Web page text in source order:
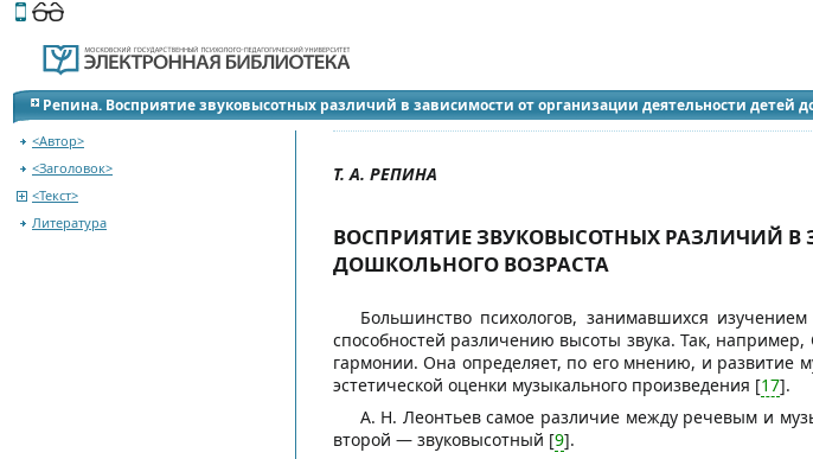
Этот сайт поддерживает
Репина. Восприятие звуковысотных различий в зависимости от организации деятельности детей
<Автор>
<Заголовок>
<Текст>
Литература
К оглавлению сборника
Т. А. РЕПИНА
ВОСПРИЯТИЕ ЗВУКОВЫСОТНЫХ РАЗЛИЧИЙ
ДОШКОЛЬНОГО ВОЗРАСТА
Большинство психологов, занимавшихся
способностей различению высоты звука. Так,
гармонии. Она определяет, по его мнению, и развитие
эстетической оценки музыкального произведения [17].
А. Н. Леонтьев самое различие между речевым и
второй — звуковысотный [9].